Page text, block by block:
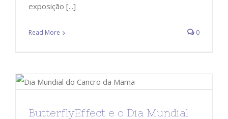
exposição [...]
Read More 0
ButterflyEffect e o Dia Mundial